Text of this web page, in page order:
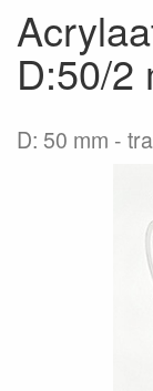
D:50/2
D: 50 mm